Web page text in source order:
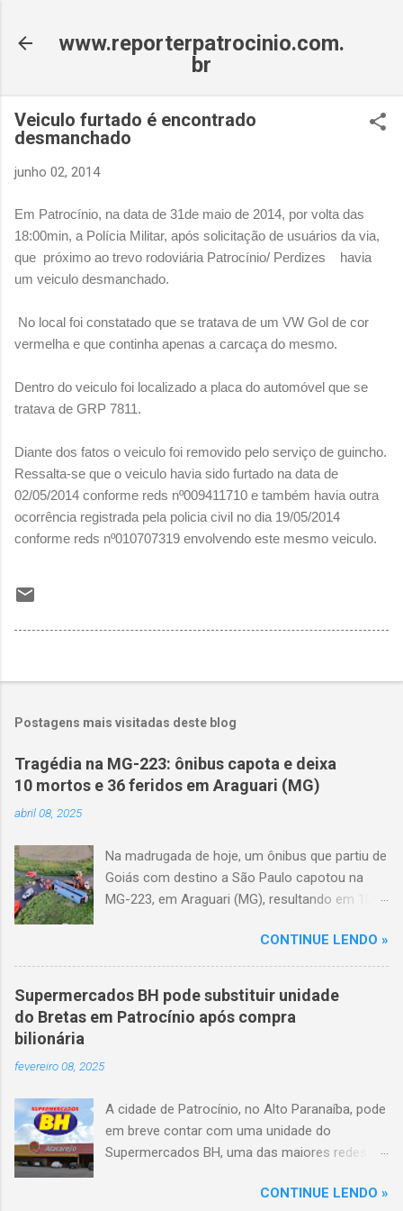
www.reporterpatrocinio.com.
br
Veiculo furtado é encontrado
desmanchado
junho 02, 2014
Em Patrocínio, na data de 31de maio de 2014, por volta das
18:00min, a Polícia Militar, após solicitação de usuários da via,
que próximo ao trevo rodoviária Patrocínio/ Perdizes
havia
um veiculo desmanchado.
No local foi constatado que se tratava de um VW Gol de cor
vermelha e que continha apenas a carcaça do mesmo.
Dentro do veiculo foi localizado a placa do automóvel que se
tratava de GRP 7811.
Diante dos fatos o veiculo foi removido pelo serviço de guincho.
Ressalta-se que o veiculo havia sido furtado na data de
02/05/2014 conforme reds nº009411710 e também havia outra
ocorrência registrada pela policia civil no dia 19/05/2014
conforme reds nº010707319 envolvendo este mesmo veiculo.
Postagens mais visitadas deste blog
Tragédia na MG-223: ônibus capota e deixa
10 mortos e 36 feridos em Araguari (MG)
abril 08, 2025
Na madrugada de hoje, um ônibus que partiu de
Goiás com destino a São Paulo capotou na
MG-223, em Araguari (MG), resultando em 10
volta das 3h40, próximo ao trevo de Queixinho,
quando o motorista perdeu o controle do
veículo, atravessou o canteiro central e
capotou em uma alça de acesso. Entre as
vítimas fatais, há duas crianças de
CONTINUE LENDO »
Supermercados BH pode substituir unidade
do Bretas em Patrocínio após compra
bilionária
fevereiro 08, 2025
A cidade de Patrocínio, no Alto Paranaíba, pode
em breve contar com uma unidade do
Supermercados BH, uma das maiores redes do
o braço mineiro da rede Bretas por R$ 716
CONTINUE LENDO »